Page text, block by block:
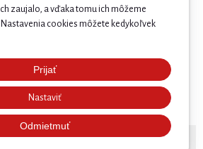
zaujalo, a vďaka tomu ich môžeme
cookies môžete kedykoľvek
Prijať
Nastaviť
Odmietmuť
Štvrtok 09-17
Sobota 09-12
Nedeľa Zatvorené
Prievidza •NextShop&e-shop Pohoda Connectorby
e-biku? Prekonáme ju! 🔥 Pošlite
ešte lepšiu cenu. 🚴⚡